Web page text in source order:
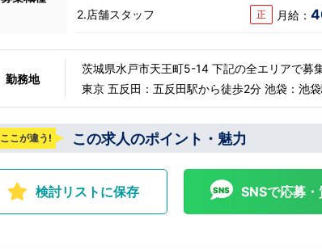
2.店舗スタッフ 正 月給：
勤務地
茨城県水戸市天王町5-14 下記の全エリアで募集を行っております
東京 五反田：五反田駅から徒歩2分 池袋：池
神奈川 横浜：京急線黄金町駅から徒歩8分 茨城 水戸：水戸駅からバス5分 北海道 札幌：すすき
の駅から徒歩5分 中国・四国 鳥取：米子市皆生温泉 愛媛：松山道後温泉 九州 福岡：中洲川端
駅から徒歩8分 他にも続々出店予定
ここが違う! この求人のポイント・魅力
検討リストに保存 SNSで応募・